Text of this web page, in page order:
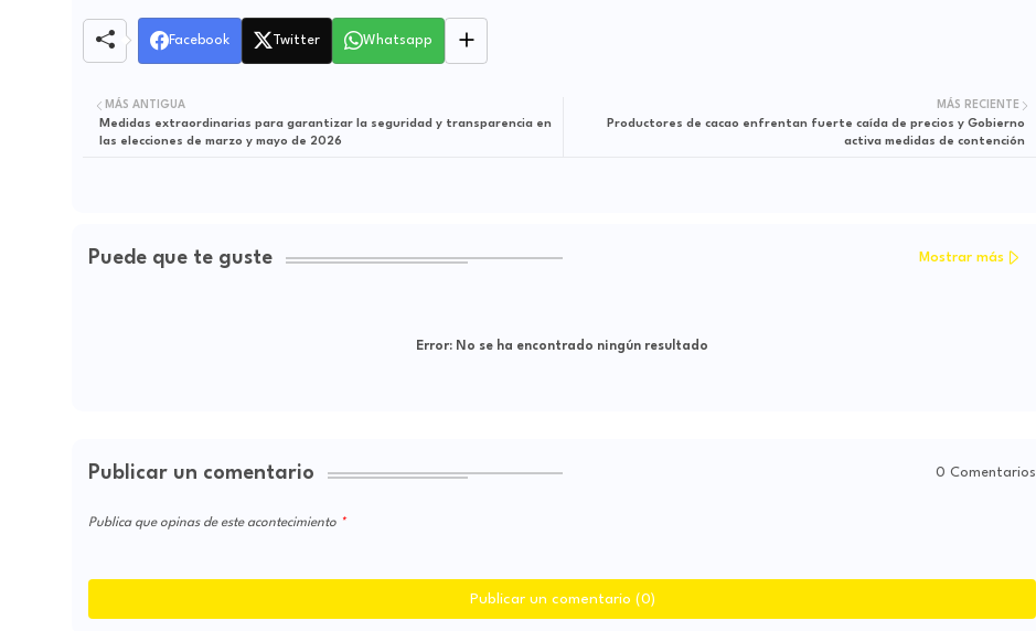
Facebook Twitter Whatsapp
MÁS RECIENTE
Productores de cacao enfrentan fuerte caída de precios y Gobierno
activa medidas de contención
MÁS ANTIGUA
Medidas extraordinarias para garantizar la seguridad y transparencia en
las elecciones de marzo y mayo de 2026
Puede que te guste Mostrar más
Error: No se ha encontrado ningún resultado
Publicar un comentario 0 Comentarios
Publica que opinas de este acontecimiento
Publicar un comentario (0)